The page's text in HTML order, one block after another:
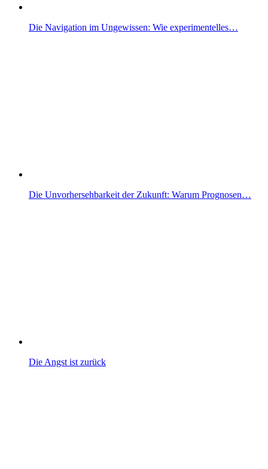
Die Navigation im Ungewissen: Wie experimentelles…
Die Unvorhersehbarkeit der Zukunft: Warum Prognosen…
Die Angst ist zurück